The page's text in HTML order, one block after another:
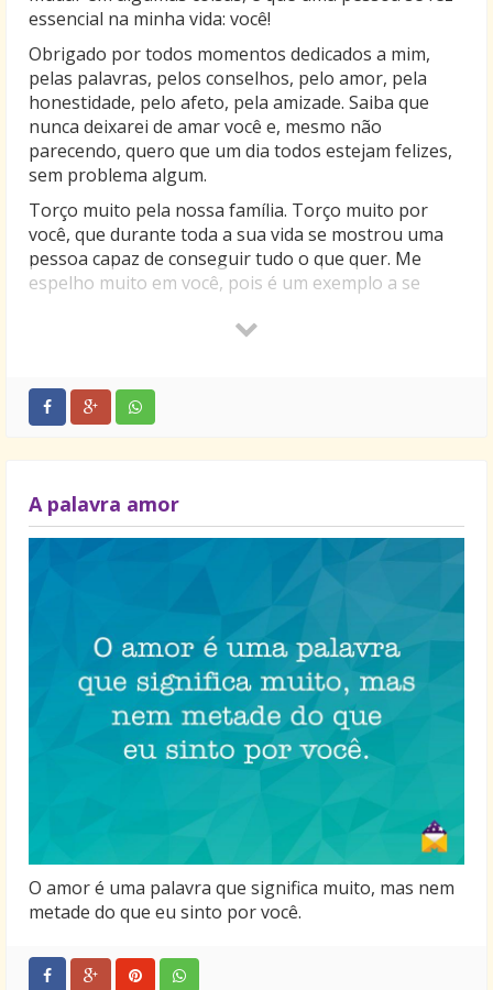
essencial na minha vida: você!
Obrigado por todos momentos dedicados a mim,
pelas palavras, pelos conselhos, pelo amor, pela
honestidade, pelo afeto, pela amizade. Saiba que
nunca deixarei de amar você e, mesmo não
parecendo, quero que um dia todos estejam felizes,
sem problema algum.
Torço muito pela nossa família. Torço muito por
você, que durante toda a sua vida se mostrou uma
pessoa capaz de conseguir tudo o que quer. Me
espelho muito em você, pois é um exemplo a se
Hoje, depois dos momentos que passamos juntos,
quem posso me apoiar sempre que estiver
necessitando de amor e compreensão.
momento em que trespassam a sua barreira de
amor, enfraquecem, me poupando do mal. Só uma
palavra pode exprimir exatamente o quanto estou
A palavra amor
O amor é uma palavra que significa muito, mas nem
metade do que eu sinto por você.